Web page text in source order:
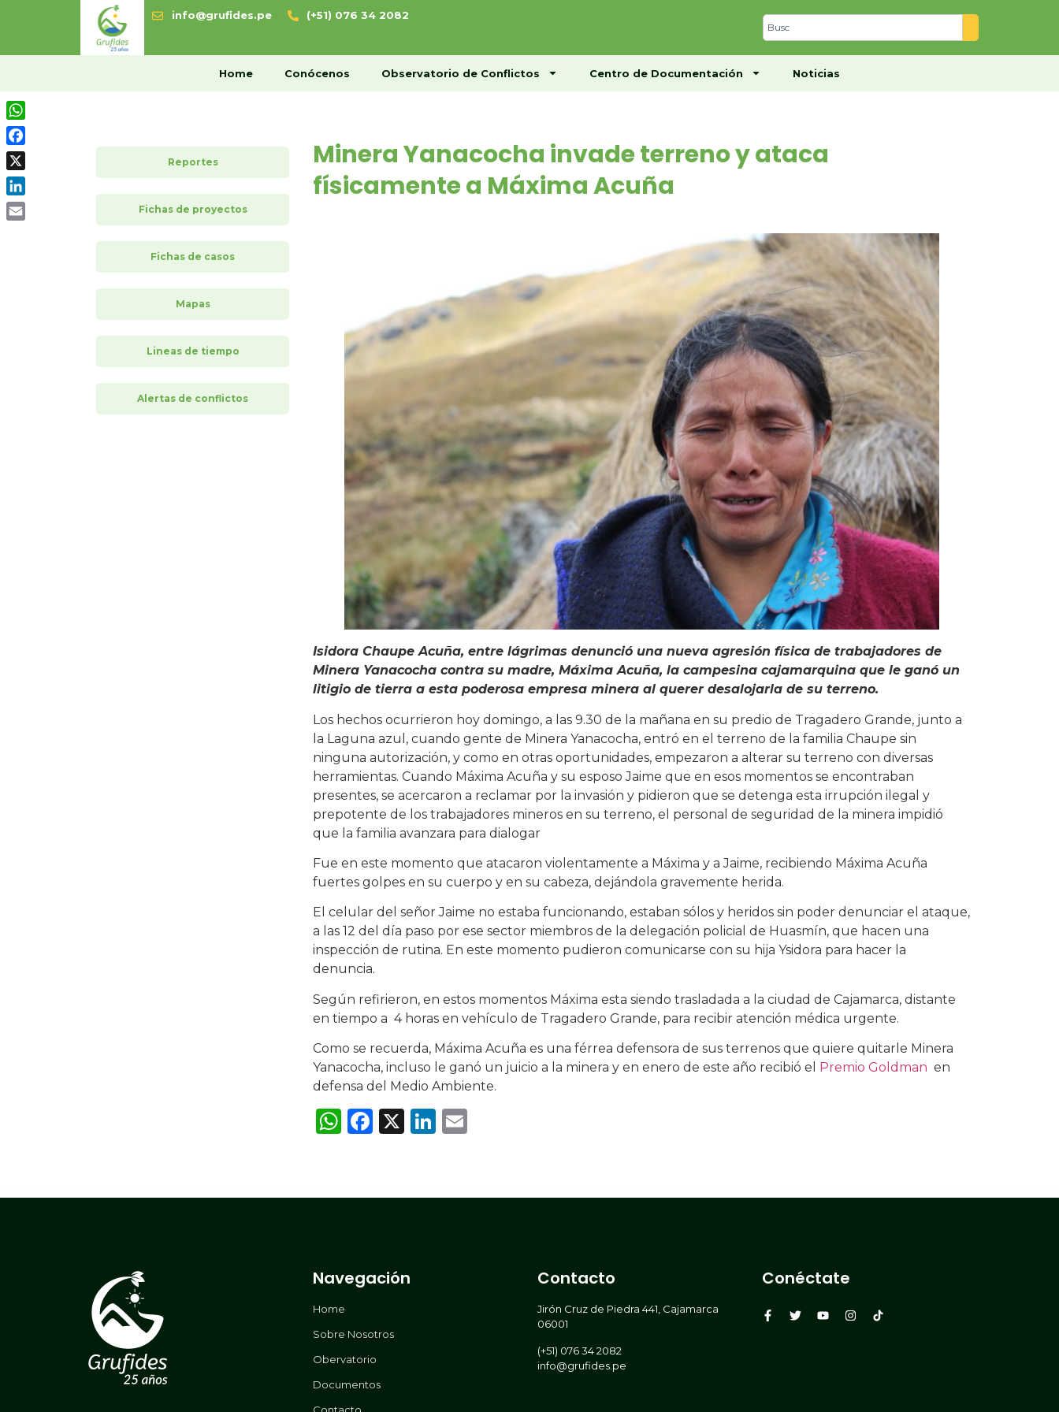
info@grufides.pe (+51) 076 34 2082
Home Conócenos Observatorio de Conflictos Centro de Documentación Noticias
Home Conócenos Centro de Documentación Noticias
Reportes
Fichas de proyectos
Fichas de casos
Mapas
Lineas de tiempo
Alertas de conflictos
Minera Yanacocha invade terreno y ataca
físicamente a Máxima Acuña
Isidora Chaupe Acuña, entre lágrimas denunció una nueva agresión física de trabajadores de
Minera Yanacocha contra su madre, Máxima Acuña, la campesina cajamarquina que le ganó un
litigio de tierra a esta poderosa empresa minera al querer desalojarla de su terreno.
Los hechos ocurrieron hoy domingo, a las 9.30 de la mañana en su predio de Tragadero Grande, junto a
la Laguna azul, cuando gente de Minera Yanacocha, entró en el terreno de la familia Chaupe sin
ninguna autorización, y como en otras oportunidades, empezaron a alterar su terreno con diversas
herramientas. Cuando Máxima Acuña y su esposo Jaime que en esos momentos se encontraban
presentes, se acercaron a reclamar por la invasión y pidieron que se detenga esta irrupción ilegal y
prepotente de los trabajadores mineros en su terreno, el personal de seguridad de la minera impidió
que la familia avanzara para dialogar
Fue en este momento que atacaron violentamente a Máxima y a Jaime, recibiendo Máxima Acuña
fuertes golpes en su cuerpo y en su cabeza, dejándola gravemente herida.
El celular del señor Jaime no estaba funcionando, estaban sólos y heridos sin poder denunciar el ataque,
a las 12 del día paso por ese sector miembros de la delegación policial de Huasmín, que hacen una
inspección de rutina. En este momento pudieron comunicarse con su hija Ysidora para hacer la
denuncia.
Según refirieron, en estos momentos Máxima esta siendo trasladada a la ciudad de Cajamarca, distante
en tiempo a 4 horas en vehículo de Tragadero Grande, para recibir atención médica urgente.
Como se recuerda, Máxima Acuña es una férrea defensora de sus terrenos que quiere quitarle Minera
Yanacocha, incluso le ganó un juicio a la minera y en enero de este año recibió el Premio Goldman en
defensa del Medio Ambiente.
WhatsApp
Facebook
X LinkedIn
Navegación
Home
Sobre Nosotros
Obervatorio
Documentos
Contacto
Jirón Cruz de Piedra 441, Cajamarca
06001
(+51) 076 34 2082
info@grufides.pe
Conéctate
WhatsApp
Facebook
X
LinkedIn